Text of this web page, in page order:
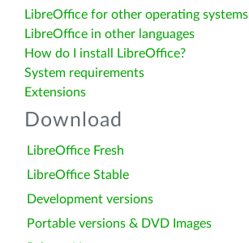
LibreOffice for other operating systems
LibreOffice in other languages
How do I install LibreOffice?
System requirements
Extensions
Download
LibreOffice Fresh
LibreOffice Stable
Development versions
Portable versions & DVD Images